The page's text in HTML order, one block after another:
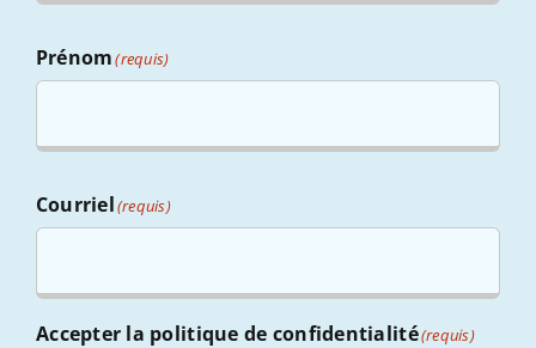
Prénom(requis)
Courriel(requis)
Accepter la politique de confidentialité(requis)